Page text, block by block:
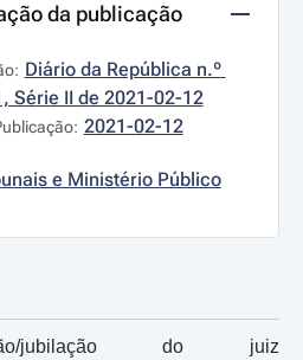
da publicação
Diário da República n.º
Série II de 2021-02-12
2021-02-12
e Ministério Público
jubilação do juiz